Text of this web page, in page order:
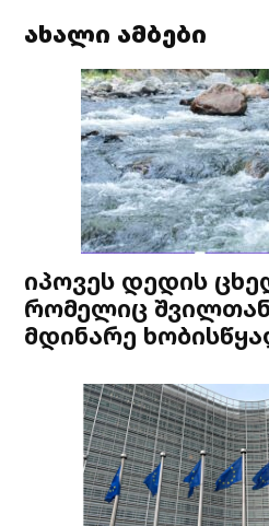
ახალი ამბები
იპოვეს დედის
რომელიც
მდინარე